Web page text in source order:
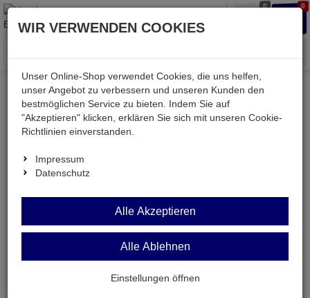
0 0
Menü
Weiter einkaufen Kessler electronic
Bauteile aktiv
1N5372B
1N5372B
Zenerdiode 62 Volt 5Watt Gehäuse 17-02
ab Menge
Preis je Stück
WIR VERWENDEN COOKIES
Unser Online-Shop verwendet Cookies, die uns helfen,
unser Angebot zu verbessern und unseren Kunden den
bestmöglichen Service zu bieten. Indem Sie auf
"Akzeptieren" klicken, erklären Sie sich mit unseren Cookie-
Richtlinien einverstanden.
Impressum
Datenschutz
Alle Akzeptieren
Alle Ablehnen
Einstellungen öffnen